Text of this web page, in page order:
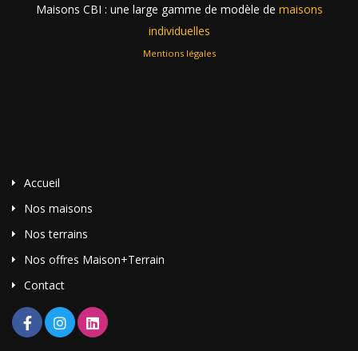
Maisons CBI : une large gamme de modèle de maisons
individuelles
Mentions légales
Accueil
Nos maisons
Nos terrains
Nos offres Maison+Terrain
Contact